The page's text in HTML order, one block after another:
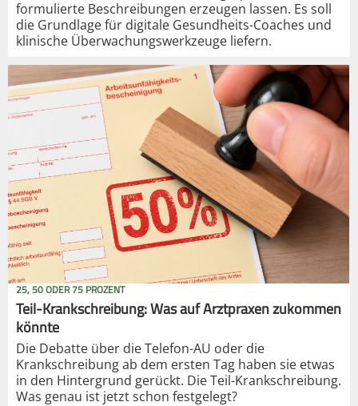
formulierte Beschreibungen erzeugen lassen. Es soll
die Grundlage für digitale Gesundheits-Coaches und
klinische Überwachungswerkzeuge liefern.
25, 50 ODER 75 PROZENT
Teil-Krankschreibung: Was auf Arztpraxen zukommen
könnte
Die Debatte über die Telefon-AU oder die
Krankschreibung ab dem ersten Tag haben sie etwas
in den Hintergrund gerückt. Die Teil-Krankschreibung.
Was genau ist jetzt schon festgelegt?